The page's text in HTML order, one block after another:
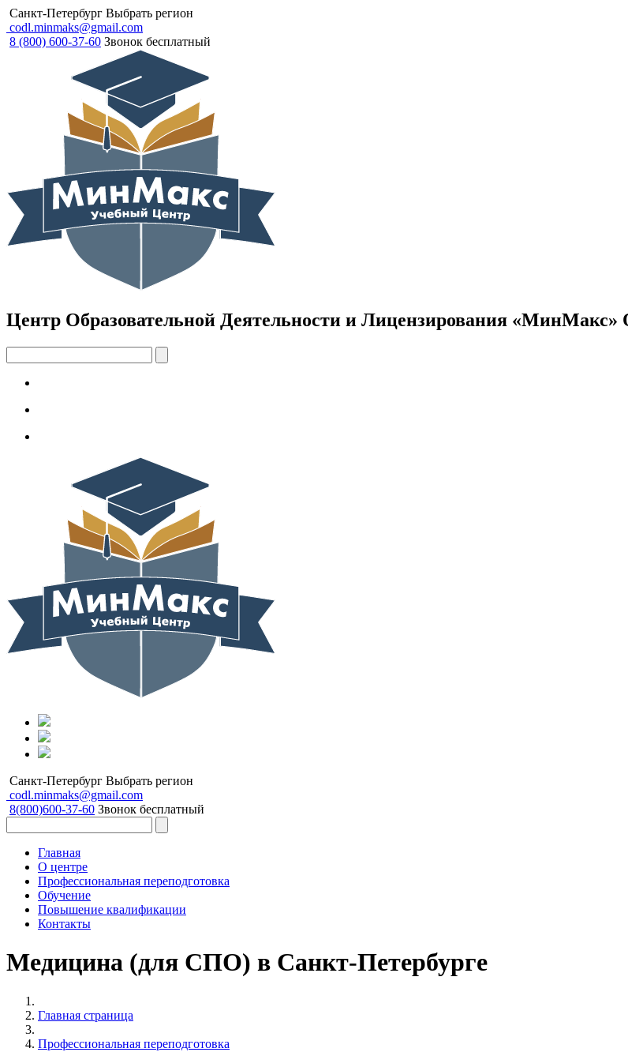
Санкт-Петербург Выбрать регион
codl.minmaks@gmail.com
8 (800) 600-37-60 Звонок бесплатный
Центр Образовательной Деятельности и Лицензирования «МинМакс»
Санкт-Петербург Выбрать регион
codl.minmaks@gmail.com
8(800)600-37-60 Звонок бесплатный
Главная
О центре
Профессиональная переподготовка
Обучение
Повышение квалификации
Контакты
Медицина (для СПО) в Санкт-Петербурге
Главная страница
Профессиональная переподготовка